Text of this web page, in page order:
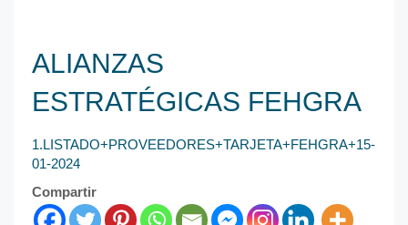
ALIANZAS
ESTRATÉGICAS FEHGRA
1.LISTADO+PROVEEDORES+TARJETA+FEHGRA+15-
01-2024
Compartir